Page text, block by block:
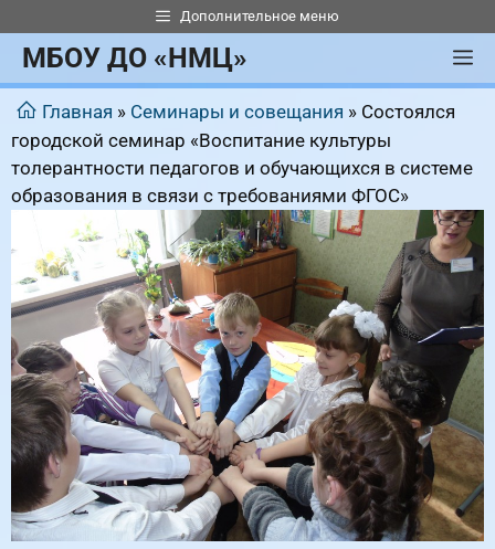
к
содержимому
Дополнительное меню
МБОУ ДО «НМЦ»
Главная » Семинары и совещания » Состоялся
городской семинар «Воспитание культуры
толерантности педагогов и обучающихся в системе
образования в связи с требованиями ФГОС»